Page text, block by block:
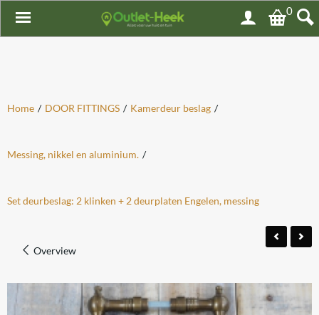
0
Home / DOOR FITTINGS / Kamerdeur beslag /
Messing, nikkel en aluminium. /
Set deurbeslag: 2 klinken + 2 deurplaten Engelen, messing
Overview